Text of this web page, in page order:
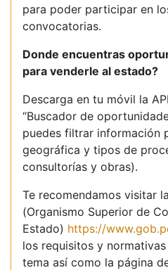
para poder participar en
convocatorias.
Donde encuentras
para venderle al estado?
Descarga en tu móvil la
“Buscador de
puedes filtrar información
geográfica y tipos de
consultorías y obras).
Te recomendamos visitar
(Organismo Superior de
Estado) https://
los requisitos y
tema así como la página